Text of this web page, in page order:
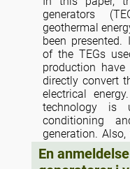
generators
geothermal
been
of the TEGs
production have
directly convert
electrical
technology
conditioning
generation.
friendly as it
emissions,
En